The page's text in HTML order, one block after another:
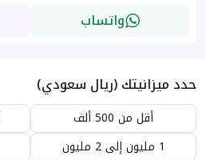
واتساب
حدد ميزانيتك (ريال سعودي)
أقل من 500 ألف
1 مليون إلى 2 مليون